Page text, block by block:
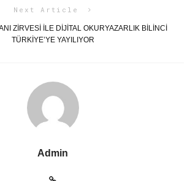
Next Article
ZİRVESİ İLE DİJİTAL OKURYAZARLIK BİLİNCİ
TÜRKİYE’YE YAYILIYOR
Admin